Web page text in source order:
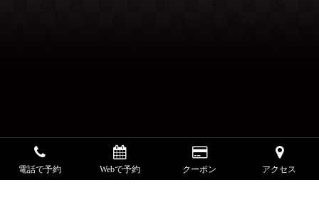
電話で予約 Webで予約 クーポン アクセス